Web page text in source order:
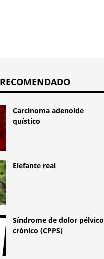
RECOMENDADO
Carcinoma adenoide
quístico
Elefante real
Síndrome de dolor pélvico
crónico (CPPS)